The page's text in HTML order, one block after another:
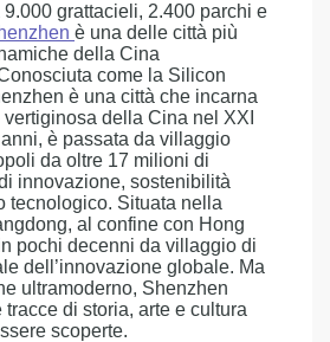
grattacieli, 2.400 parchi e
è una delle città più
della Cina
come la Silicon
è una città che incarna
vertiginosa della Cina nel XXI
è passata da villaggio
da oltre 17 milioni di
innovazione, sostenibilità
tecnologico. Situata nella
al confine con Hong
pochi decenni da villaggio di
dell’innovazione globale. Ma
ultramoderno, Shenzhen
di storia, arte e cultura
scoperte.